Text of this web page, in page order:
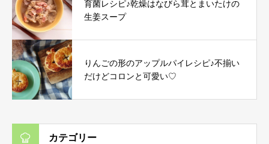
育菌レシピ♪乾燥はなびら茸とまいたけの
生姜スープ
りんごの形のアップルパイレシピ♪不揃い
だけどコロンと可愛い♡
カテゴリー